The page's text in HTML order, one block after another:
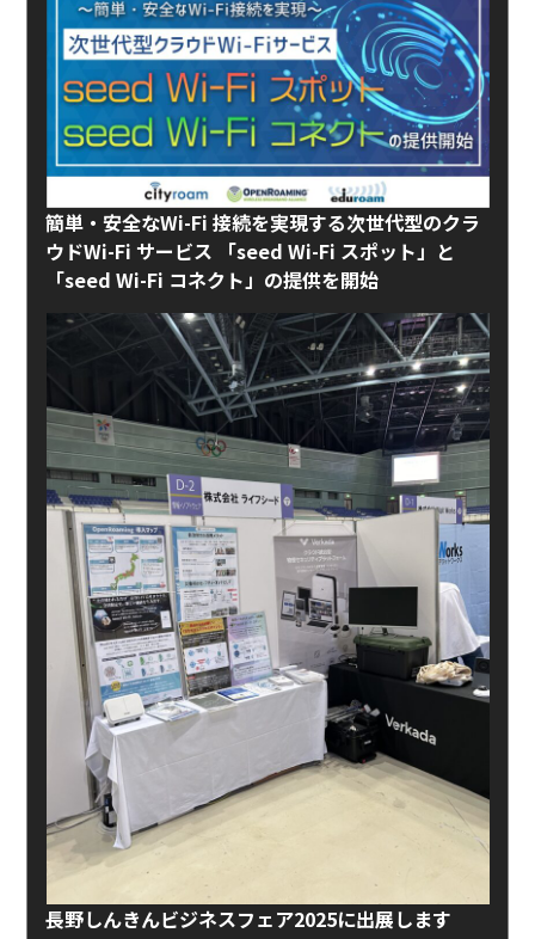
簡単・安全なWi-Fi 接続を実現する次世代型のクラ
ウドWi-Fi サービス 「seed Wi-Fi スポット」と
「seed Wi-Fi コネクト」の提供を開始
長野しんきんビジネスフェア2025に出展します